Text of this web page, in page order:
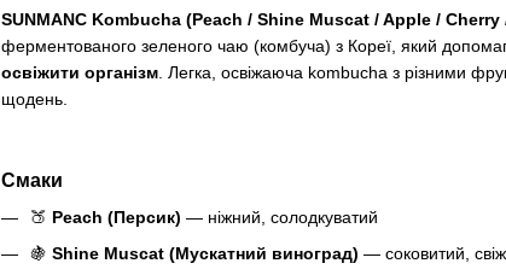
SUNMANC Kombucha (Peach / Shine Muscat / Apple /
ферментованого зеленого чаю (комбуча) з Кореї, який
освіжити організм . Легка, освіжаюча kombucha з різними
щодень.
Смаки
🍑 Peach (Персик) — ніжний, солодкуватий
🍇 Shine Muscat (Мускатний виноград) — соковитий,